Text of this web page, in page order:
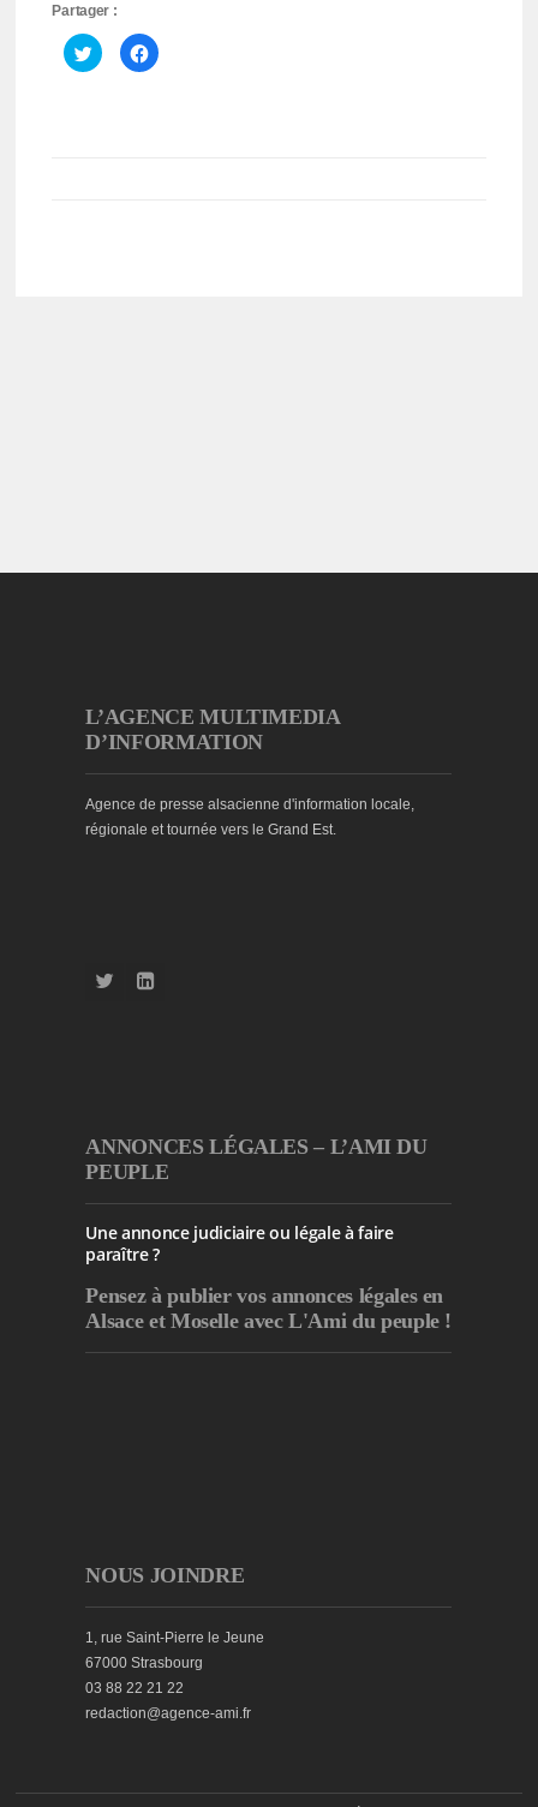
Partager :
Cliquez
pour
partager
Cliquez
pour
L’AGENCE MULTIMEDIA
D’INFORMATION
Agence de presse alsacienne d'information locale,
régionale et tournée vers le Grand Est.
ANNONCES LÉGALES – L’AMI DU
PEUPLE
Une annonce judiciaire ou légale à faire
paraître ?
Pensez à publiervos annonces légales en
Alsace et Moselle avec L'Ami du peuple !
NOUS JOINDRE
1, rue Saint-Pierre le Jeune
67000 Strasbourg
03 88 22 21 22
redaction@agence-ami.fr